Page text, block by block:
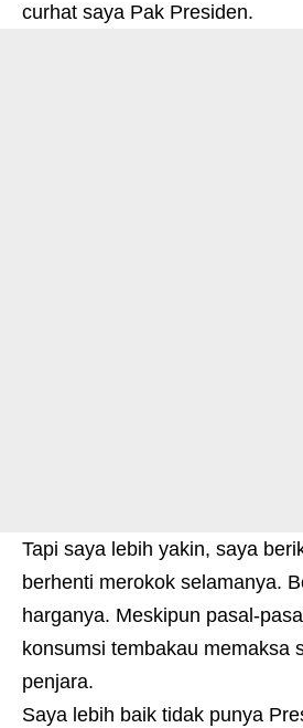
curhat saya Pak Presiden.
Tapi saya lebih yakin, saya
berhenti merokok selamanya.
harganya. Meskipun pasal-
konsumsi tembakau memaksa
penjara.
Saya lebih baik tidak punya